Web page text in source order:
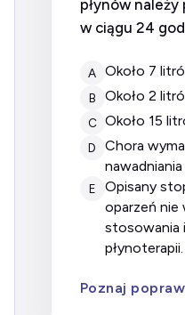
płynów
w ciągu 24
A około 7
B około 2
C około 15
D
chora wymaga jedynie
E
opisany stopień i rozległość
oparzeń nie
stosowania
płynoterapii.
Poznaj